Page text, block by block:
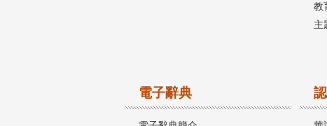
教
主
電子辭典